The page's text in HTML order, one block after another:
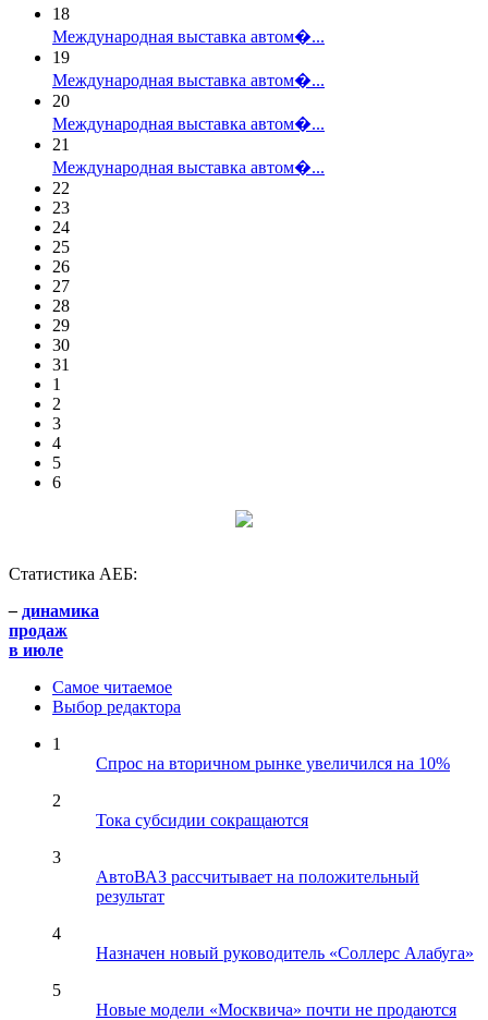
18
Международная выставка автом�...
19
Международная выставка автом�...
20
Международная выставка автом�...
21
Международная выставка автом�...
22
23
24
25
26
27
28
29
30
31
1
2
3
4
5
6
Статистика АЕБ:
– динамика
продаж
в июле
Самое читаемое
Выбор редактора
1
Спрос на вторичном рынке увеличился на 10%
2
Тока субсидии сокращаются
3
АвтоВАЗ рассчитывает на положительный
результат
4
Назначен новый руководитель «Соллерс Алабуга»
5
Новые модели «Москвича» почти не продаются